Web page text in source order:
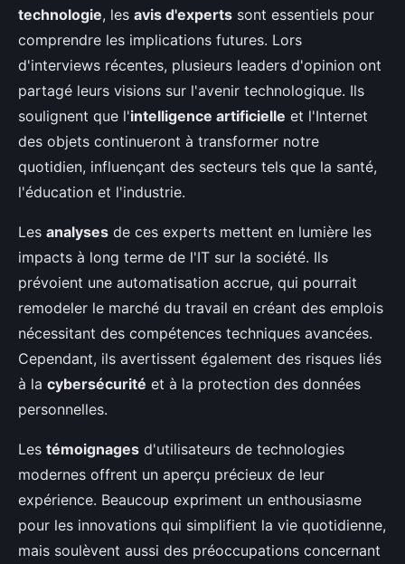
technologie, les avis d'experts sont essentiels pour
comprendre les implications futures. Lors
d'interviews récentes, plusieurs leaders d'opinion ont
partagé leurs visions sur l'avenir technologique. Ils
soulignent que l'intelligence artificielle et l'Internet
des objets continueront à transformer notre
quotidien, influençant des secteurs tels que la santé,
l'éducation et l'industrie.
Les analyses de ces experts mettent en lumière les
impacts à long terme de l'IT sur la société. Ils
prévoient une automatisation accrue, qui pourrait
remodeler le marché du travail en créant des emplois
nécessitant des compétences techniques avancées.
Cependant, ils avertissent également des risques liés
à la cybersécurité et à la protection des données
personnelles.
Les témoignages d'utilisateurs de technologies
modernes offrent un aperçu précieux de leur
expérience. Beaucoup expriment un enthousiasme
pour les innovations qui simplifient la vie quotidienne,
mais soulèvent aussi des préoccupations concernant